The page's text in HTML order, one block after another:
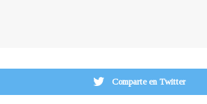
Comparte en Twitter